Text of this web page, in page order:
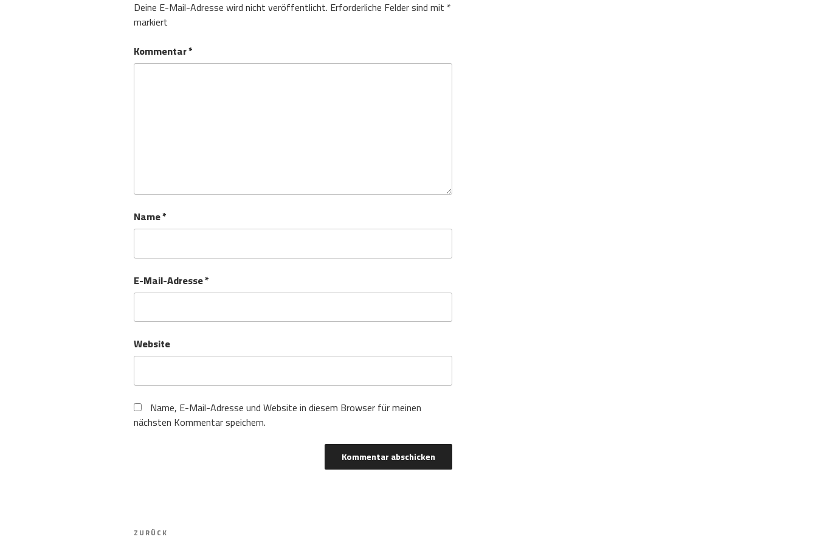
Deine E-Mail-Adresse wird nicht veröffentlicht. Erforderliche Felder sind mit *
markiert
Kommentar*
Name*
E-Mail-Adresse*
Website
Name, E-Mail-Adresse und Website in diesem Browser für meinen
nächsten Kommentar speichern.
Beitragsnavigation
Vorheriger
ZURÜCK